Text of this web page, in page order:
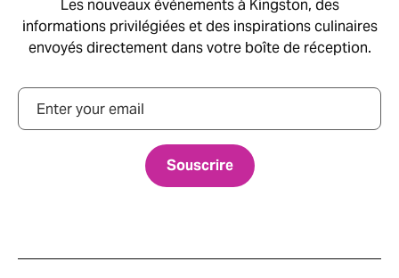
Les nouveaux événements à Kingston, des
informations privilégiées et des inspirations culinaires
envoyés directement dans votre boîte de réception.
Courriel